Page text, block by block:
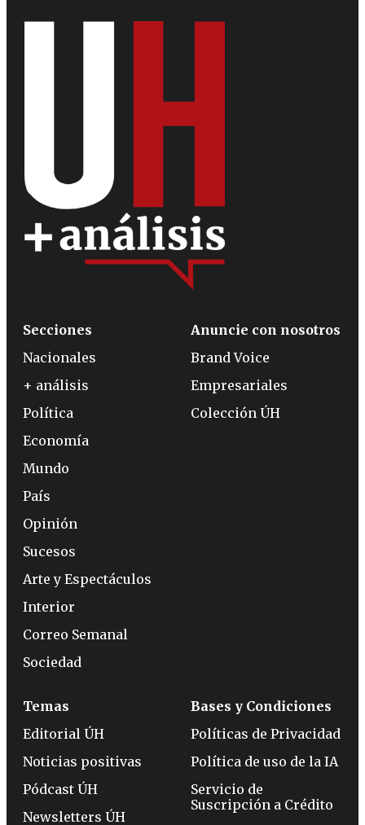
Secciones
Nacionales
+ análisis
Política
Economía
Mundo
País
Opinión
Sucesos
Arte y Espectáculos
Interior
Correo Semanal
Sociedad
Anuncie con nosotros
Brand Voice
Empresariales
Colección ÚH
Temas
Editorial ÚH
Noticias positivas
Pódcast ÚH
Newsletters ÚH
Bases y Condiciones
Políticas de Privacidad
Política de uso de la IA
Servicio de
Suscripción a Crédito